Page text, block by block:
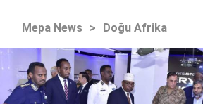
Mepa News > Doğu Afrika